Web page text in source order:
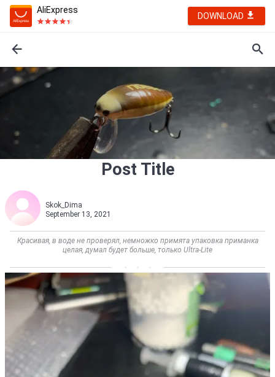
AliExpress
DOWNLOAD
Post Title
Skok_Dima
September 13, 2021
Красивая, в воде не проверял, немножко примята упаковка приманка
целая, думал будет больше, только Ultra-Lite